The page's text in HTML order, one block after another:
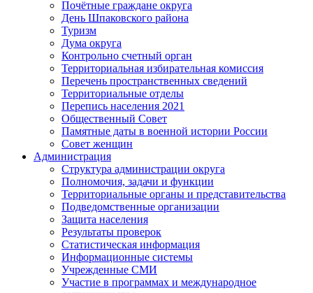
Почётные граждане округа
День Шпаковского района
Туризм
Дума округа
Контрольно счетный орган
Территориальная избирательная комиссия
Перечень пространственных сведений
Территориальные отделы
Перепись населения 2021
Общественный Совет
Памятные даты в военной истории России
Совет женщин
Администрация
Структура администрации округа
Полномочия, задачи и функции
Территориальные органы и представительства
Подведомственные организации
Защита населения
Результаты проверок
Статистическая информация
Информационные системы
Учрежденные СМИ
Участие в программах и международное